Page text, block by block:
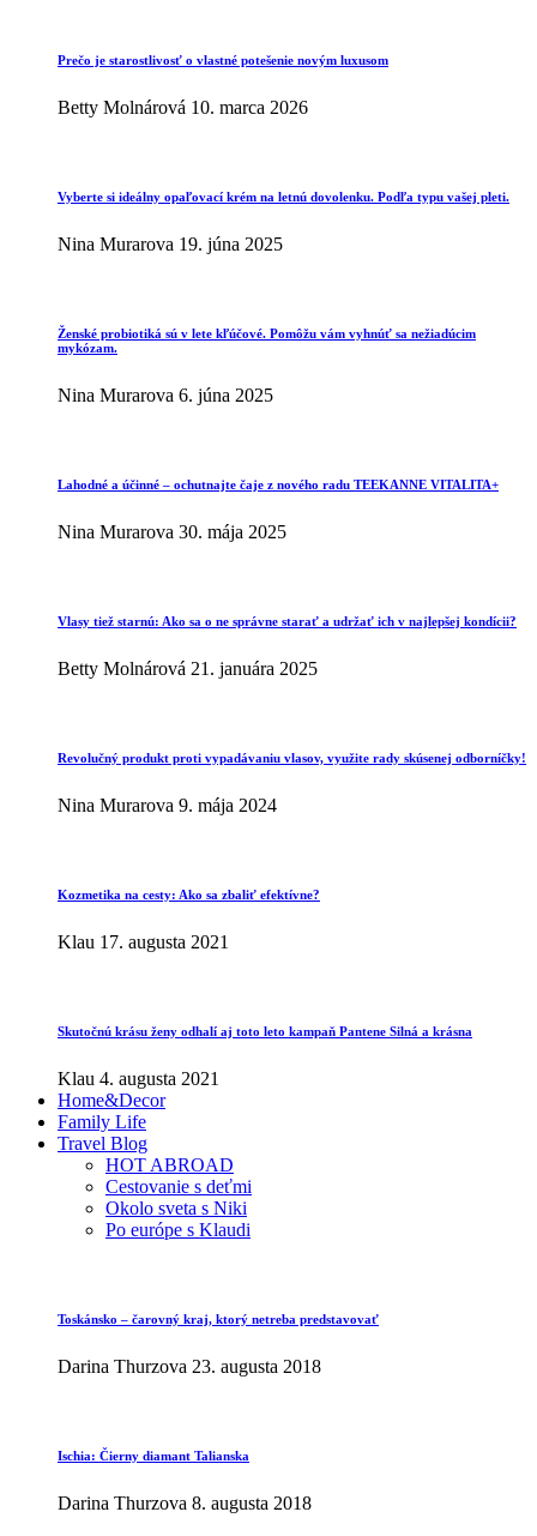
Prečo je starostlivosť o vlastné potešenie novým luxusom
Betty Molnárová 10. marca 2026
Vyberte si ideálny opaľovací krém na letnú dovolenku. Podľa typu vašej pleti.
Nina Murarova 19. júna 2025
Ženské probiotiká sú v lete kľúčové. Pomôžu vám vyhnúť sa nežiadúcim
mykózam.
Nina Murarova 6. júna 2025
Lahodné a účinné – ochutnajte čaje z nového radu TEEKANNE VITALITA+
Nina Murarova 30. mája 2025
Vlasy tiež starnú: Ako sa o ne správne starať a udržať ich v najlepšej kondícii?
Betty Molnárová 21. januára 2025
Revolučný produkt proti vypadávaniu vlasov, využite rady skúsenej odborníčky!
Nina Murarova 9. mája 2024
Kozmetika na cesty: Ako sa zbaliť efektívne?
Klau 17. augusta 2021
Skutočnú krásu ženy odhalí aj toto leto kampaň Pantene Silná a krásna
Klau 4. augusta 2021
Home&Decor
Family Life
Travel Blog
HOT ABROAD
Cestovanie s deťmi
Okolo sveta s Niki
Po európe s Klaudi
Toskánsko – čarovný kraj, ktorý netreba predstavovať
Darina Thurzova 23. augusta 2018
Ischia: Čierny diamant Talianska
Darina Thurzova 8. augusta 2018